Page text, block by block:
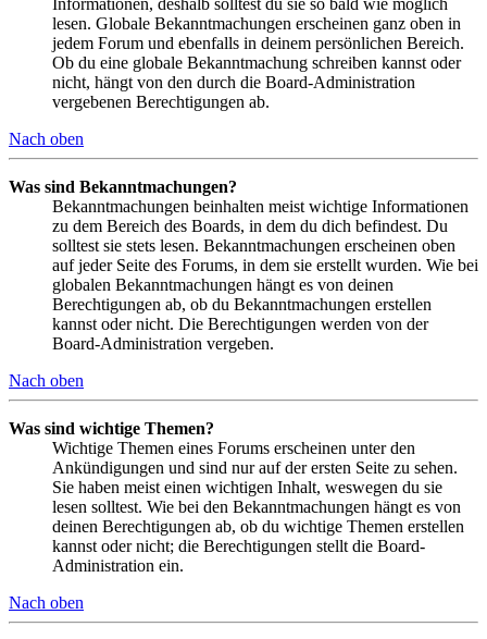
lesen. Globale Bekanntmachungen erscheinen ganz oben in
jedem Forum und ebenfalls in deinem persönlichen Bereich.
Ob du eine globale Bekanntmachung schreiben kannst oder
nicht, hängt von den durch die Board-Administration
vergebenen Berechtigungen ab.
Nach oben
Was sind Bekanntmachungen?
Bekanntmachungen beinhalten meist wichtige Informationen
zu dem Bereich des Boards, in dem du dich befindest. Du
solltest sie stets lesen. Bekanntmachungen erscheinen oben
auf jeder Seite des Forums, in dem sie erstellt wurden. Wie bei
globalen Bekanntmachungen hängt es von deinen
Berechtigungen ab, ob du Bekanntmachungen erstellen
kannst oder nicht. Die Berechtigungen werden von der
Board-Administration vergeben.
Nach oben
Was sind wichtige Themen?
Wichtige Themen eines Forums erscheinen unter den
Ankündigungen und sind nur auf der ersten Seite zu sehen.
Sie haben meist einen wichtigen Inhalt, weswegen du sie
lesen solltest. Wie bei den Bekanntmachungen hängt es von
deinen Berechtigungen ab, ob du wichtige Themen erstellen
kannst oder nicht; die Berechtigungen stellt die Board-
Administration ein.
Nach oben